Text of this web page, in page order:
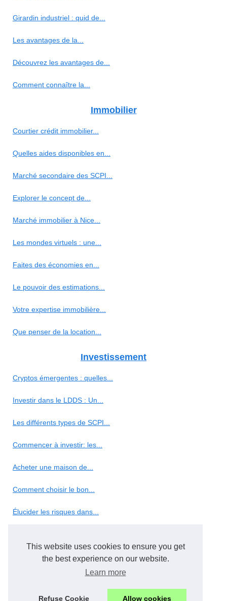
This website uses cookies to ensure you get
the best experience on our website.
Learn more
Refuse Cookie Allow cookies
Girardin industriel : quid de...
Les avantages de la...
Découvrez les avantages de...
Comment connaître la...
Immobilier
Courtier crédit immobilier...
Quelles aides disponibles en...
Marché secondaire des SCPI...
Explorer le concept de...
Marché immobilier à Nice...
Les mondes virtuels : une...
Faites des économies en...
Le pouvoir des estimations...
Votre expertise immobilière...
Que penser de la location...
Investissement
Cryptos émergentes : quelles...
Investir dans le LDDS : Un...
Les différents types de SCPI...
Commencer à investir: les...
Acheter une maison de...
Comment choisir le bon...
Élucider les risques dans...
Marketing